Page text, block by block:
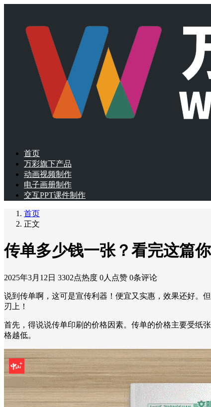
首页
万彩旗下产品
动画视频制作
电子画册制作
交互PPT课件制作
首页
正文
传单多少钱一张？看完这篇
2025年3月12日 3302点热度 0人点赞 0条评论
说到传单啊，这可是宣传利器！便宜又实惠，效果还好。
刃上！
首先，得说说传单印刷的价格因素。传单的价格主要受纸
格越低。